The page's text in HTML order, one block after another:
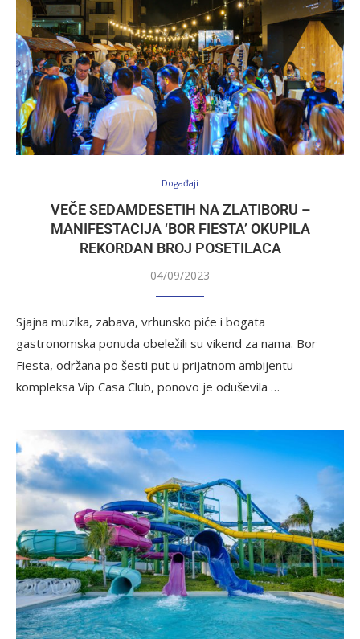
Događaji
VEČE SEDAMDESETIH NA ZLATIBORU –
MANIFESTACIJA ‘BOR FIESTA’ OKUPILA
REKORDAN BROJ POSETILACA
04/09/2023
Sjajna muzika, zabava, vrhunsko piće i bogata
gastronomska ponuda obeležili su vikend za nama. Bor
Fiesta, održana po šesti put u prijatnom ambijentu
kompleksa Vip Casa Club, ponovo je oduševila …